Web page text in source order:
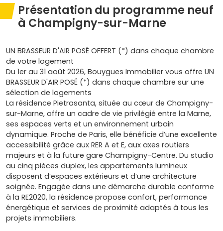
Présentation du programme neuf
à Champigny-sur-Marne
UN BRASSEUR D'AIR POSÉ OFFERT (*) dans chaque chambre
de votre logement
Du 1er au 31 août 2026, Bouygues Immobilier vous offre UN
BRASSEUR D'AIR POSÉ (*) dans chaque chambre sur une
sélection de logements
La résidence Pietrasanta, située au cœur de Champigny-
sur-Marne, offre un cadre de vie privilégié entre la Marne,
ses espaces verts et un environnement urbain
dynamique. Proche de Paris, elle bénéficie d’une excellente
accessibilité grâce aux RER A et E, aux axes routiers
majeurs et à la future gare Champigny-Centre. Du studio
au cinq pièces duplex, les appartements lumineux
disposent d’espaces extérieurs et d’une architecture
soignée. Engagée dans une démarche durable conforme
à la RE2020, la résidence propose confort, performance
énergétique et services de proximité adaptés à tous les
projets immobiliers.